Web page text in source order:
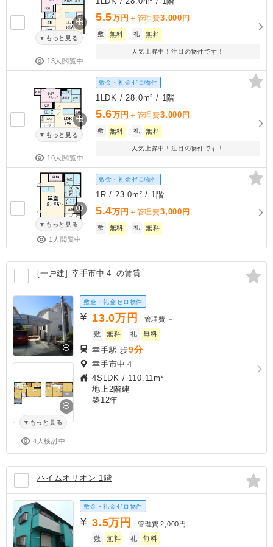
もっと見る
13人閲覧中
5.5万円 ＋管理費3,000 円
敷 無料 礼 無料
人気上昇中！注目の物件です！
もっと見る
10人閲覧中
敷金・礼金ゼロ物件
1LDK / 28.0m² / 1階
5.6万円 ＋管理費3,000 円
敷 無料 礼 無料
人気上昇中！注目の物件です！
もっと見る
1人閲覧中
敷金・礼金ゼロ物件
1R / 23.0m² / 1階
5.4万円 ＋管理費3,000 円
敷 無料 礼 無料
[一戸建] 幸手市中４ の賃貸
もっと見る
4人検討中
敷金・礼金ゼロ物件
13.0万円 管理費 －
敷
無料 礼 無料
幸手駅 歩9分
幸手市中４
4SLDK / 110.11m²
地上2階建
築12年
ハイムオリオン 1階
敷金・礼金ゼロ物件
3.5万円 管理費 2,000円
敷
無料 礼 無料